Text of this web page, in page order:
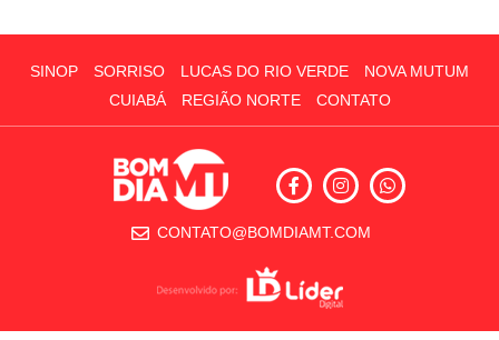
SINOP SORRISO LUCAS DO RIO VERDE
NOVA MUTUM
CUIABÁ
REGIÃO NORTE CONTATO
CONTATO@BOMDIAMT.COM